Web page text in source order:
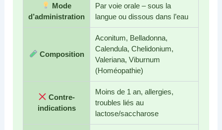
Mode
d’administration
Par voie orale – sous la
langue ou dissous dans l’eau
Composition
Aconitum, Belladonna,
Calendula, Chelidonium,
Valeriana, Viburnum
(Homéopathie)
Contre-
indications
Moins de 1 an, allergies,
troubles liés au
lactose/saccharose